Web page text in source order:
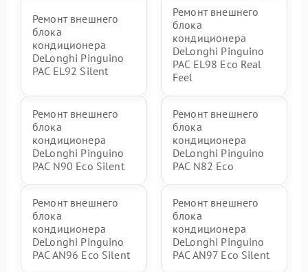
Ремонт внешнего
блока
кондиционера
DeLonghi Pinguino
PAC EL92 Silent
Ремонт внешнего
блока
кондиционера
DeLonghi Pinguino
PAC EL98 Eco Real
Feel
Ремонт внешнего
блока
кондиционера
DeLonghi Pinguino
PAC N90 Eco Silent
Ремонт внешнего
блока
кондиционера
DeLonghi Pinguino
PAC N82 Eco
Ремонт внешнего
блока
кондиционера
DeLonghi Pinguino
PAC AN96 Eco Silent
Ремонт внешнего
блока
кондиционера
DeLonghi Pinguino
PAC AN97 Eco Silent